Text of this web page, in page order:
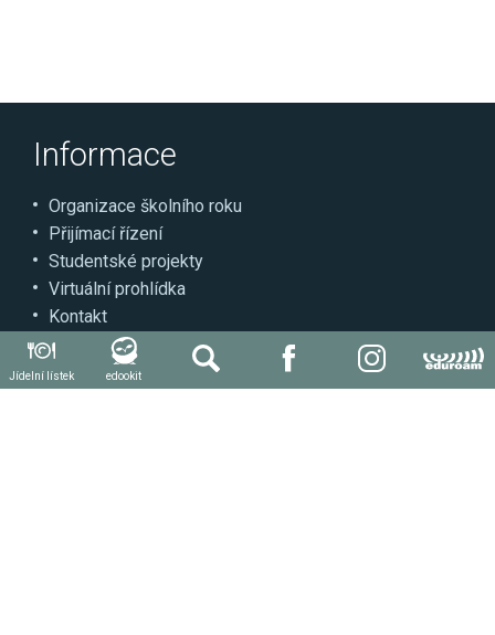
Jídelní lístek edookit
Informace
Organizace školního roku
Přijímací řízení
Studentské projekty
Virtuální prohlídka
Kontakt
Může se hodit